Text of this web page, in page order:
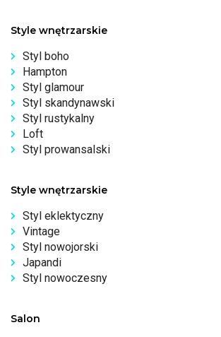
Style wnętrzarskie
Styl boho
Hampton
Styl glamour
Styl skandynawski
Styl rustykalny
Loft
Styl prowansalski
Style wnętrzarskie
Styl eklektyczny
Vintage
Styl nowojorski
Japandi
Styl nowoczesny
Salon